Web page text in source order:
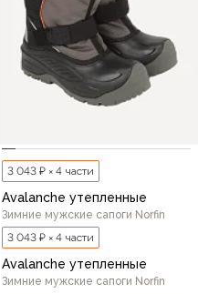
3 043 ₽ × 4 части
Avalanche утепленные
Зимние мужские сапоги Norfin
3 043 ₽ × 4 части
Avalanche утепленные
Зимние мужские сапоги Norfin